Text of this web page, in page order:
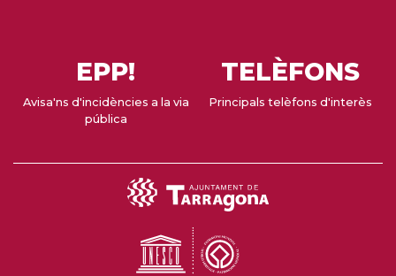
EPP!
Avisa'ns d'incidències a la via
pública
TELÈFONS
Principals telèfons d'interès